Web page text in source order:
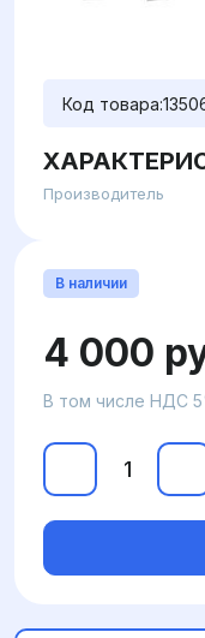
Код товара:
Производитель
В наличии
4 000
В том числе НДС